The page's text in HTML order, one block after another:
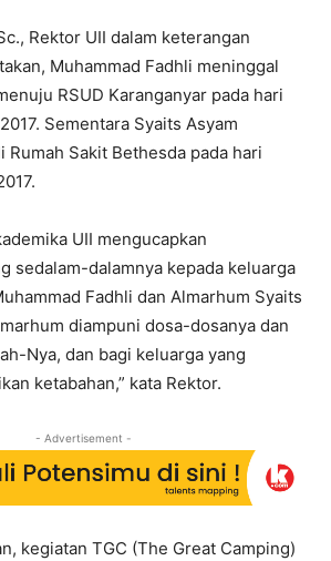
Rektor UII dalam keterangan
Muhammad Fadhli meninggal
RSUD Karanganyar pada hari
Sementara Syaits Asyam
Rumah Sakit Bethesda pada hari
UII mengucapkan
sedalam-dalamnya kepada keluarga
Fadhli dan Almarhum Syaits
diampuni dosa-dosanya dan
Nya, dan bagi keluarga yang
ketabahan,” kata Rektor.
- Advertisement -
kegiatan TGC (The Great Camping)